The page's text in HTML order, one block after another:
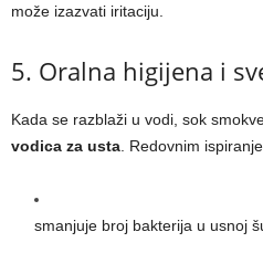
može izazvati iritaciju.
5. Oralna higijena i
Kada se razblaži u vodi, sok
vodica za usta . Redovnim
smanjuje broj bakterija u usnoj